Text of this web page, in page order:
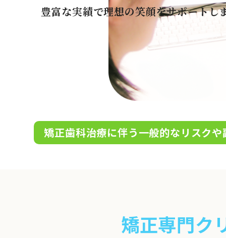
豊富な実績で理想の笑顔をサポートし
矯正歯科治療に伴う一般的なリスク
矯正専門ク